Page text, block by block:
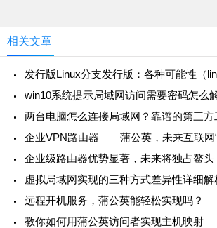
相关文章
发行版Linux分支发行版：各种可能性（
两台电脑怎么连接局域网？靠谱的第三
企业VPN路由器——蒲公英，未来互联网
企业级路由器优势显著，未来将独占鳌头
虚拟局域网实现的三种方式差异性详细解
远程开机服务，蒲公英能轻松实现吗？
教你如何用蒲公英访问者实现主机映射